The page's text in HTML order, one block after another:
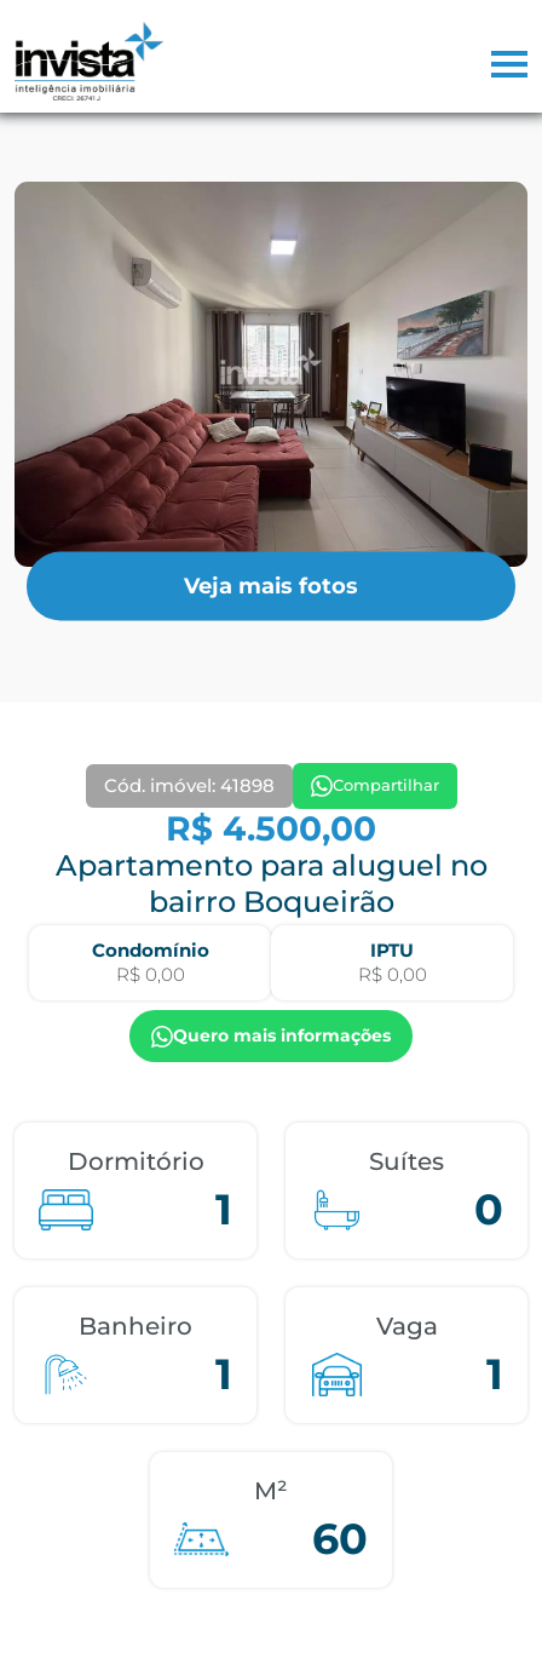
Veja mais fotos
Cód. imóvel: 41898 Compartilhar
R$ 4.500,00
Apartamento para aluguel no
bairro Boqueirão
Condomínio
R$ 0,00
IPTU
R$ 0,00
Quero mais informações
Dormitório
1
Suítes
0
Banheiro
1
Vaga
1
M²
60